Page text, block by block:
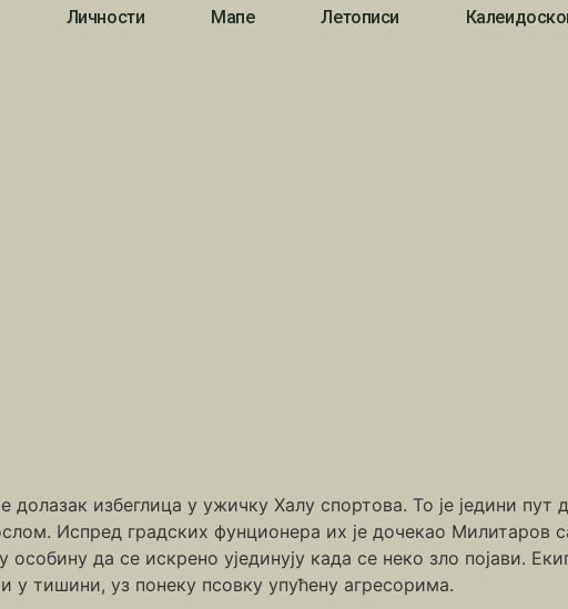
Личности Мапе Летописи
избеглица у ужичку Халу спортова. То је једини пут
Испред градских фунционера их је дочекао Милитаров
да се искрено ујединују када се неко зло појави.
у тишини, уз понеку псовку упућену агресорима.